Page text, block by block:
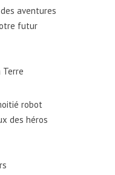
aventures
futur
robot
des héros